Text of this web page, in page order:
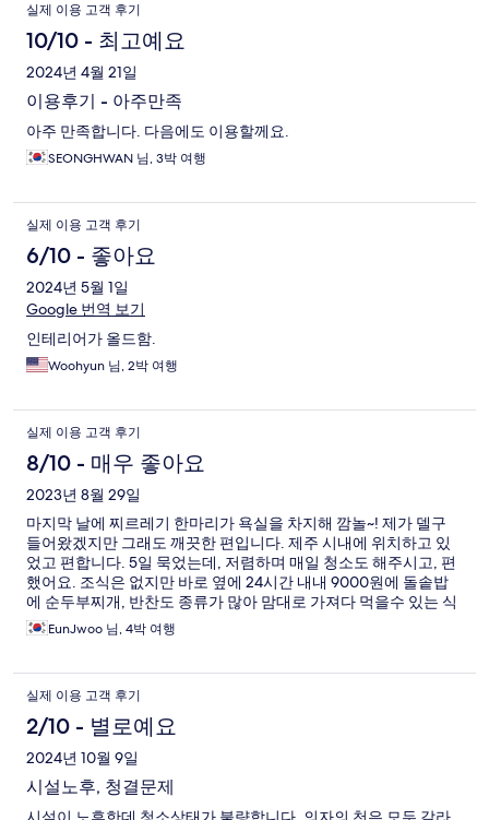
실제 이용 고객 후기
10/10 - 최고예요
2024년 4월 21일
이용후기 - 아주만족
아주 만족합니다. 다음에도 이용할께요.
SEONGHWAN 님, 3박 여행
실제 이용 고객 후기
6/10 - 좋아요
2024년 5월 1일
Google 번역 보기
인테리어가 올드함.
Woohyun 님, 2박 여행
실제 이용 고객 후기
8/10 - 매우 좋아요
2023년 8월 29일
마지막 날에 찌르레기 한마리가 욕실을 차지해 깜놀~! 제가 델구
들어왔겠지만 그래도 깨끗한 편입니다. 제주 시내에 위치하고 있
었고 편합니다. 5일 묵었는데, 저렴하며 매일 청소도 해주시고, 편
했어요. 조식은 없지만 바로 옆에 24시간 내내 9000원에 돌솥밥
에 순두부찌개, 반찬도 종류가 많아 맘대로 가져다 먹을수 있는 식
당이 있으니 더 좋았어요. 제주 자주 가는데 다음에 또 레슬리 호텔
에 묵을 듯해요
EunJwoo 님, 4박 여행
실제 이용 고객 후기
2/10 - 별로예요
2024년 10월 9일
시설노후, 청결문제